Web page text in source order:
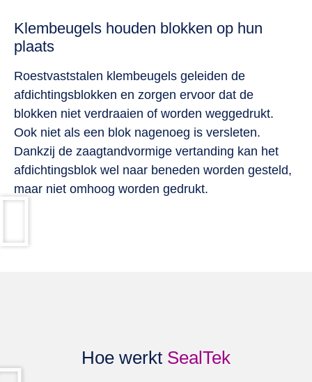
Klembeugels houden blokken op hun
plaats
Roestvaststalen klembeugels geleiden de
afdichtingsblokken en zorgen ervoor dat de
blokken niet verdraaien of worden weggedrukt.
Ook niet als een blok nagenoeg is versleten.
Dankzij de zaagtandvormige vertanding kan het
afdichtingsblok wel naar beneden worden gesteld,
maar niet omhoog worden gedrukt.
Hoe werkt SealTek